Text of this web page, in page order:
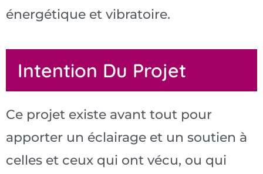
énergétique et vibratoire.
Intention Du Projet
Ce projet existe avant tout pour
apporter un éclairage et un soutien à
celles et ceux qui ont vécu, ou qui